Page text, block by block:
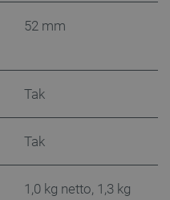
52 mm
Tak
Tak
1,0 kg netto, 1,3 kg
.youtube.com